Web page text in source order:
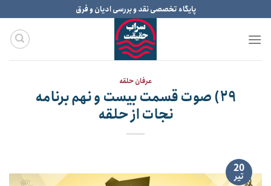
to
content
پایگاه تخصصی نقد و بررسی ادیان و فرق
عرفان حلقه
۲۹) صوت قسمت بیست و نهم برنامه
نجات از حلقه
20
تیر